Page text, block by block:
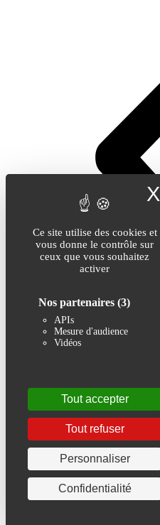
Ce site utilise des cookies et
vous donne le contrôle sur
ceux que vous souhaitez
activer
Nos partenaires (3)
APIs
Mesure d'audience
Vidéos
Tout accepter
Tout refuser
Personnaliser
Confidentialité
X